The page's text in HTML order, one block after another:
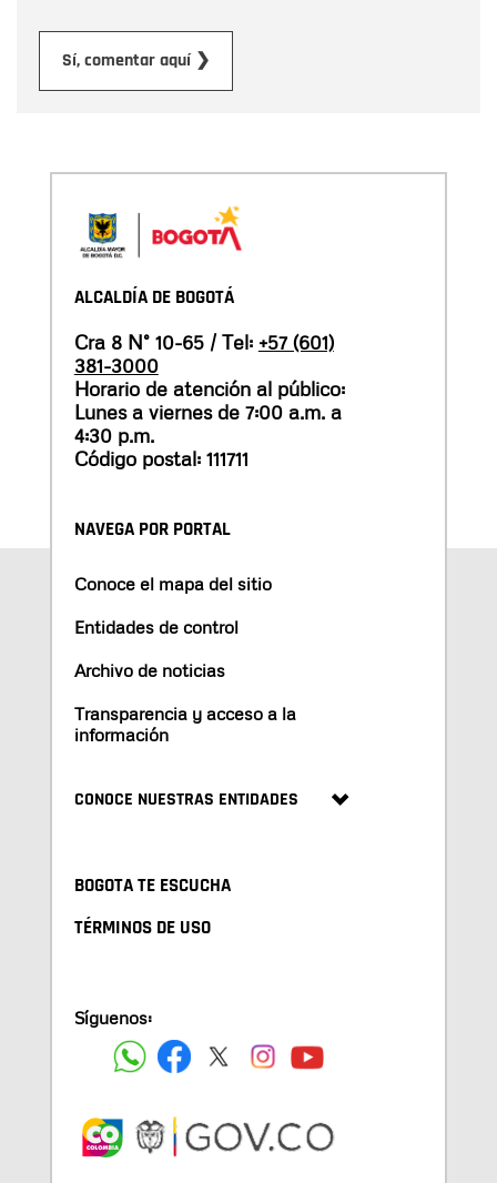
Sí, comentar aquí ❯
ALCALDÍA DE BOGOTÁ
Cra 8 N° 10-65 / Tel: +57 (601)
381-3000
Horario de atención al público:
Lunes a viernes de 7:00 a.m. a
4:30 p.m.
Código postal: 111711
NAVEGA POR PORTAL
Conoce el mapa del sitio
Entidades de control
Archivo de noticias
Transparencia y acceso a la
información
CONOCE NUESTRAS ENTIDADES
BOGOTA TE ESCUCHA
TÉRMINOS DE USO
Síguenos: